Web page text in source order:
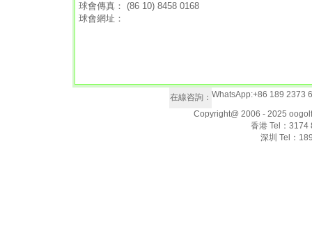
球會傳真： (86 10) 8458 0168
球會網址：